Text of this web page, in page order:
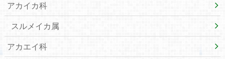
アカイカ科
スルメイカ属
アカエイ科